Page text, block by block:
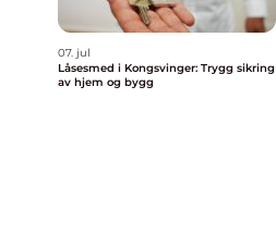
07. jul
Låsesmed i Kongsvinger: Trygg sikring
av hjem og bygg